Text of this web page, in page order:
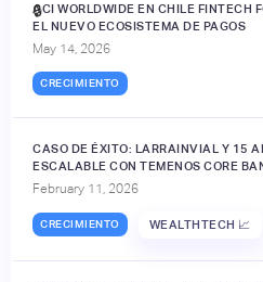
ACI WORLDWIDE EN CHILE FINTECH
EL NUEVO ECOSISTEMA DE PAGOS
May 14, 2026
CRECIMIENTO
🔒
CASO DE ÉXITO: LARRAINVIAL Y 15
ESCALABLE CON TEMENOS CORE
February 11, 2026
CRECIMIENTO WEALTHTECH 📈